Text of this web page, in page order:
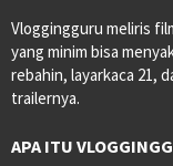
Vloggingguru meliris
yang minim bisa
rebahin, layarkaca 21,
trailernya.
APA ITU